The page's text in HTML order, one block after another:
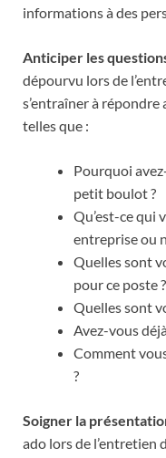
informations à des
Anticiper les
dépourvu lors de
s’entraîner à
telles que :
Pourquoi
petit boulot ?
Qu’est-ce qui
entreprise ou
Quelles sont
pour ce poste ?
Quelles sont
Avez-vous
Comment
?
Soigner la
ado lors de l’entretien